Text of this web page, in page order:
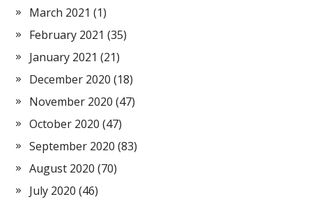
March 2021 (1)
February 2021 (35)
January 2021 (21)
December 2020 (18)
November 2020 (47)
October 2020 (47)
September 2020 (83)
August 2020 (70)
July 2020 (46)